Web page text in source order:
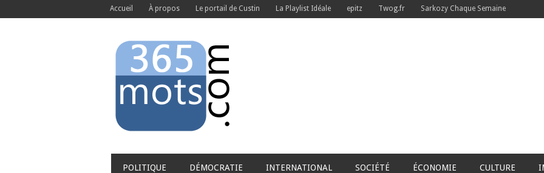
Accueil À propos Le portail de Custin La Playlist Idéale epitz Twog.fr Sarkozy Chaque Semaine
POLITIQUE DÉMOCRATIE INTERNATIONAL SOCIÉTÉ ÉCONOMIE CULTURE